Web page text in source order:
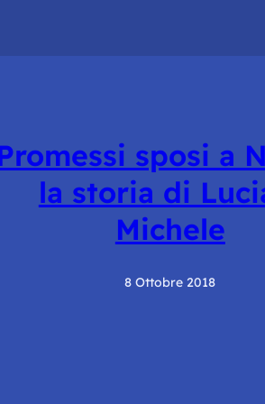
sposi a
la storia di
Michele
8 Ottobre 2018